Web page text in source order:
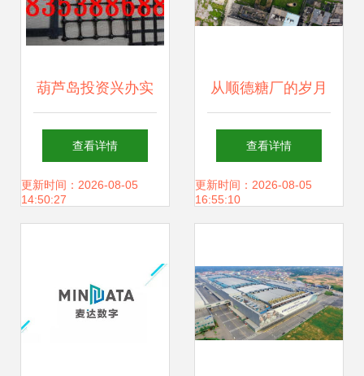
葫芦岛投资兴办实
业指南
查看详情
更新时间：2026-08-05
14:50:27
从顺德糖厂的岁月
峥嵘看实业投资的
深远价值
查看详情
更新时间：2026-08-05
16:55:10